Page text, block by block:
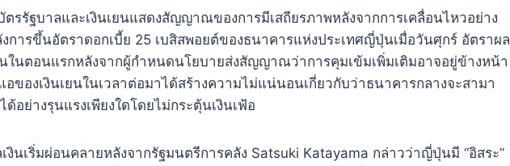
รรัฐบาลและเงินเยนแสดงสัญญาณของการมีเสถียรภาพหลังจากการเคลื่อนไหวอย่าง
การขึ้นอัตราดอกเบี้ย 25 เบสิสพอยต์ของธนาคารแห่งประเทศญี่ปุ่นเมื่อวันศุกร์ อัตราผล
นตอนแรกหลังจากผู้กําหนดนโยบายส่งสัญญาณว่าการคุมเข้มเพิ่มเติมอาจอยู่ข้างหน้า
ของเงินเยนในเวลาต่อมาได้สร้างความไม่แน่นอนเกี่ยวกับว่าธนาคารกลางจะสามา
ด้อย่างรุนแรงเพียงใดโดยไม่กระตุ้นเงินเฟ้อ
งินเริ่มผ่อนคลายหลังจากรัฐมนตรีการคลัง Satsuki Katayama กล่าวว่าญี่ปุ่นมี “อิสระ”